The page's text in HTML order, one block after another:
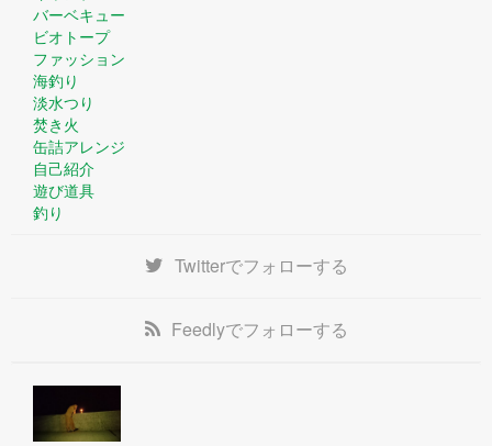
バーベキュー
ビオトープ
ファッション
海釣り
淡水つり
焚き火
缶詰アレンジ
自己紹介
遊び道具
釣り
Twitterでフォローする
Feedlyでフォローする